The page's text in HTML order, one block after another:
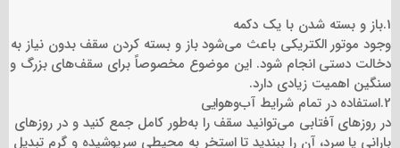
1.باز و بسته شدن با یک دکمه
وجود موتور الکتریکی باعث می‌شود باز و بسته کردن سقف بدون نیاز به
دخالت دستی انجام شود. این موضوع مخصوصاً برای سقف‌های بزرگ و
سنگین اهمیت زیادی دارد.
2.استفاده در تمام شرایط آب‌وهوایی
در روزهای آفتابی می‌توانید سقف را به‌طور کامل جمع کنید و در روزهای
بارانی یا سرد، آن را ببندید تا استخر به محیطی سرپوشیده و گرم تبدیل